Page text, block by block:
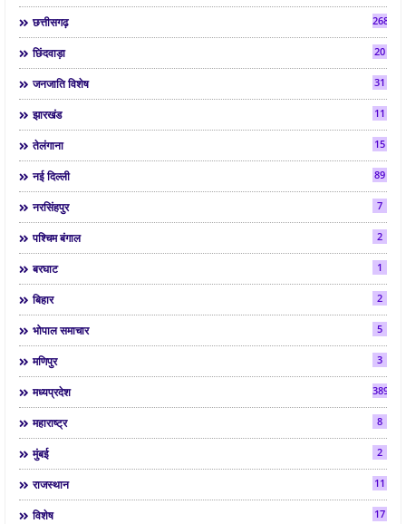
छत्तीसगढ़ 268
छिंदवाड़ा 20
जनजाति विशेष 31
झारखंड 11
तेलंगाना 15
नई दिल्ली 89
नरसिंहपुर 7
पश्चिम बंगाल 2
बरघाट 1
बिहार 2
भोपाल समाचार 5
मणिपुर 3
मध्यप्रदेश 3892
महाराष्ट्र 8
मुंबई 2
राजस्थान 11
विशेष 17